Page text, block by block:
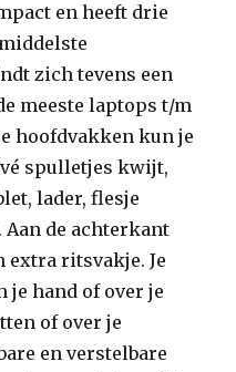
en heeft drie
zich tevens een
meeste laptops t/m
hoofdvakken kun je
spulletjes kwijt,
lader, flesje
Aan de achterkant
extra ritsvakje. Je
je hand of over je
of over je
en verstelbare